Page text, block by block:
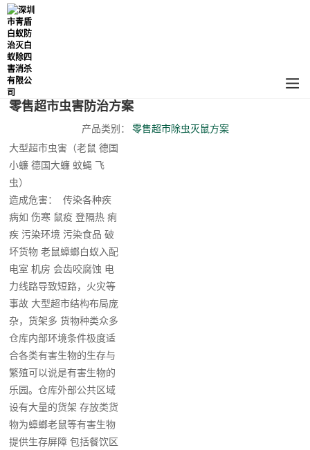
零售超市虫害防治方案
产品类别：
零售超市除虫灭鼠方案
大型超市虫害（老鼠 德国
小蠊 德国大蠊 蚊蝇 飞
虫）
造成危害： 传染各种疾
病如 伤寒 鼠疫 登隔热 痢
疾 污染环境 污染食品 破
坏货物 老鼠蟑螂白蚁入配
电室 机房 会齿咬腐蚀 电
力线路导致短路，火灾等
事故 大型超市结构布局庞
杂，货架多 货物种类众多
仓库内部环境条件极度适
合各类有害生物的生存与
繁殖可以说是有害生物的
乐园。仓库外部公共区域
设有大量的货架 存放类货
物为蟑螂老鼠等有害生物
提供生存屏障 包括餐饮区